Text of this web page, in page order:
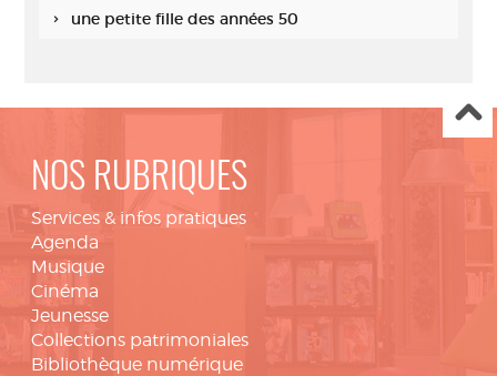
une petite fille des années 50
NOS RUBRIQUES
Services & infos pratiques
Agenda
Musique
Cinéma
Jeunesse
Collections patrimoniales
Bibliothèque numérique